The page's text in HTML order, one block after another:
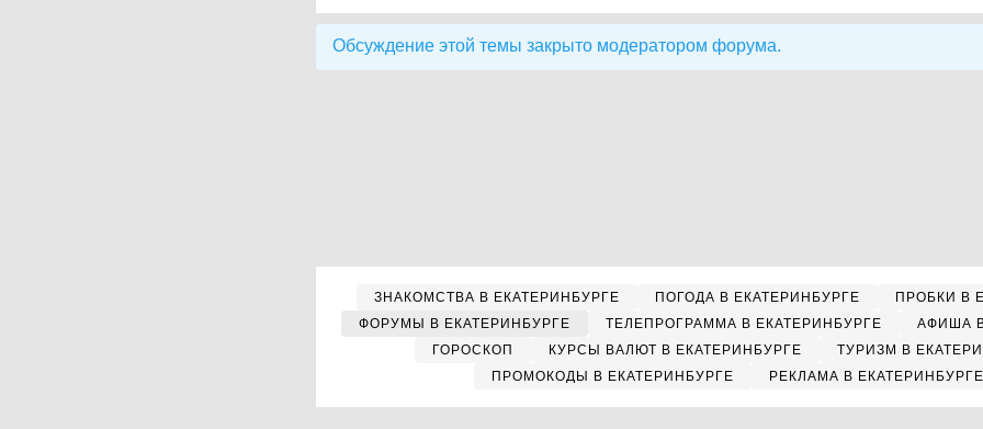
Обсуждение этой темы закрыто модератором форума.
ЗНАКОМСТВА В ЕКАТЕРИНБУРГЕ ПОГОДА В ЕКАТЕРИНБУРГЕ
ПРОБКИ В
ФОРУМЫ В ЕКАТЕРИНБУРГЕ
ТЕЛЕПРОГРАММА В ЕКАТЕРИНБУРГЕ
АФИША
ГОРОСКОП
КУРСЫ ВАЛЮТ В ЕКАТЕРИНБУРГЕ
ТУРИЗМ В
ПРОМОКОДЫ В ЕКАТЕРИНБУРГЕ
РЕКЛАМА В ЕКАТЕРИНБУРГЕ